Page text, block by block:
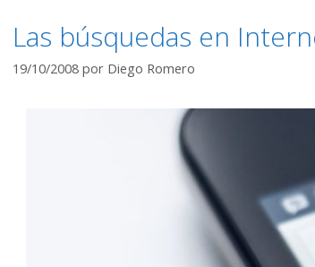
Las búsquedas en
19/10/2008 por Diego Romero